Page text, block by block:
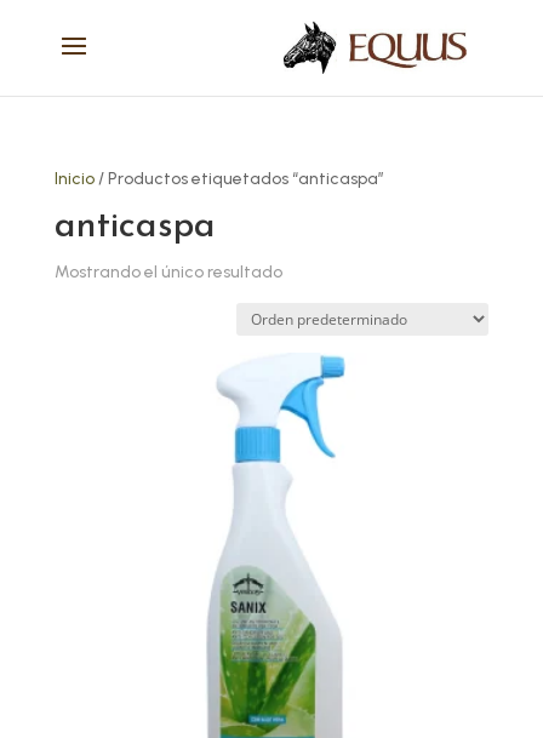
Inicio/ Productos etiquetados “anticaspa”
anticaspa
Mostrando el único resultado